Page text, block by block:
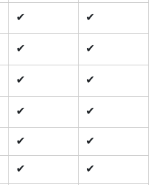
✔ ✔
✔ ✔
✔ ✔
✔ ✔
✔ ✔
✔ ✔